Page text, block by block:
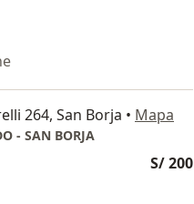
264, San Borja • Mapa
- SAN BORJA
S/ 200